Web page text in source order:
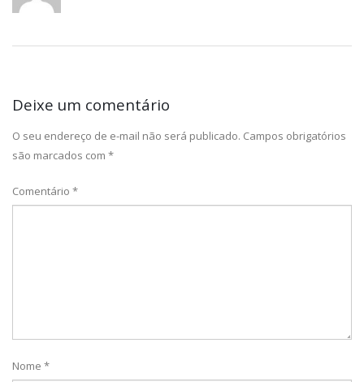
Deixe um comentário
O seu endereço de e-mail não será publicado. Campos obrigatórios
são marcados com *
Comentário *
Nome *